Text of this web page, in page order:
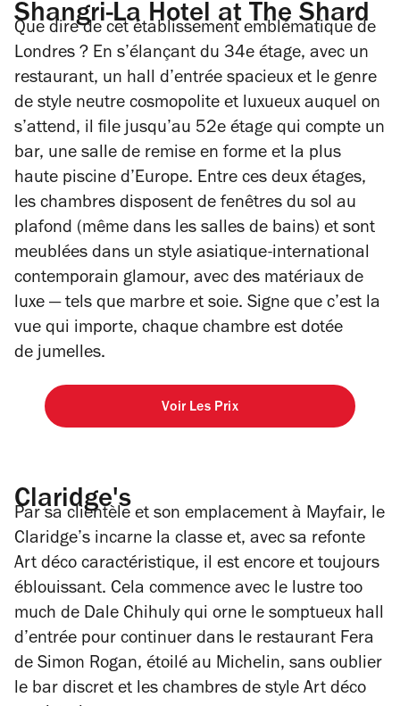
Shangri-La Hotel at The Shard
Que dire de cet établissement emblématique de
Londres ? En s’élançant du 34e étage, avec un
restaurant, un hall d’entrée spacieux et le genre
de style neutre cosmopolite et luxueux auquel on
s’attend, il file jusqu’au 52e étage qui compte un
bar, une salle de remise en forme et la plus
haute piscine d’Europe. Entre ces deux étages,
les chambres disposent de fenêtres du sol au
plafond (même dans les salles de bains) et sont
meublées dans un style asiatique-international
contemporain glamour, avec des matériaux de
luxe — tels que marbre et soie. Signe que c’est la
vue qui importe, chaque chambre est dotée
de jumelles.
Voir Les Prix
Claridge's
Par sa clientèle et son emplacement à Mayfair, le
Claridge’s incarne la classe et, avec sa refonte
Art déco caractéristique, il est encore et toujours
éblouissant. Cela commence avec le lustre too
much de Dale Chihuly qui orne le somptueux hall
d’entrée pour continuer dans le restaurant Fera
de Simon Rogan, étoilé au Michelin, sans oublier
le bar discret et les chambres de style Art déco